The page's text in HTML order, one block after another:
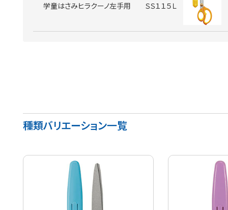
学童はさみヒラクーノ左手用 ＳＳ１１５Ｌ
種類バリエーション一覧